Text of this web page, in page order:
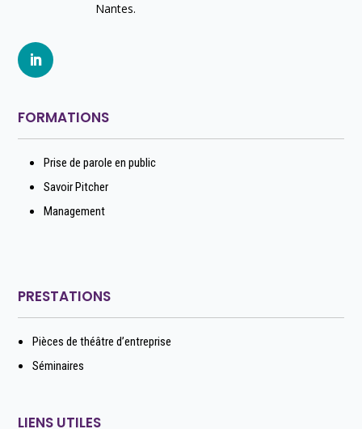
Nantes.
FORMATIONS
Prise de parole en public
Savoir Pitcher
Management
PRESTATIONS
Pièces de théâtre d’entreprise
Séminaires
LIENS UTILES